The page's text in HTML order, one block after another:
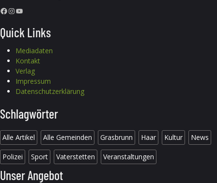
Facebook InstagramYouTube
Quick Links
Mediadaten
Kontakt
Verlag
Impressum
Datenschutzerklärung
Schlagwörter
Alle Artikel Alle Gemeinden Grasbrunn Haar Kultur News
Polizei Sport Vaterstetten Veranstaltungen
Unser Angebot